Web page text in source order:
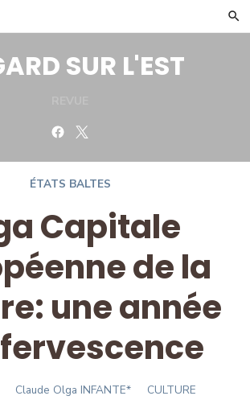
SUR L'EST
Facebook
ÉTATS BALTES
Capitale
de la
une année
Author
Claude Olga INFANTE* CULTURE